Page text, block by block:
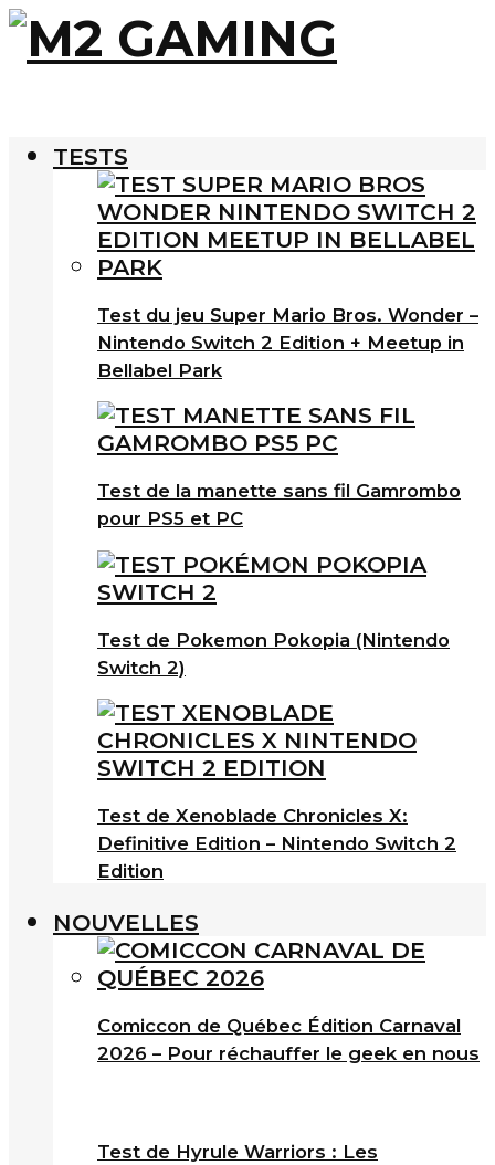
TESTS
Test du jeu Super Mario Bros. Wonder –
Nintendo Switch 2 Edition + Meetup in
Bellabel Park
Test de la manette sans fil Gamrombo
pour PS5 et PC
Test de Pokemon Pokopia (Nintendo
Switch 2)
Test de Xenoblade Chronicles X:
Definitive Edition – Nintendo Switch 2
Edition
NOUVELLES
Comiccon de Québec Édition Carnaval
2026 – Pour réchauffer le geek en nous
Test de Hyrule Warriors : Les